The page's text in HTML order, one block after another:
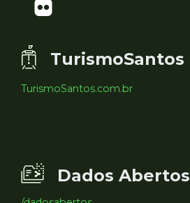
TurismoSantos
TurismoSantos.com.br
Dados Abertos